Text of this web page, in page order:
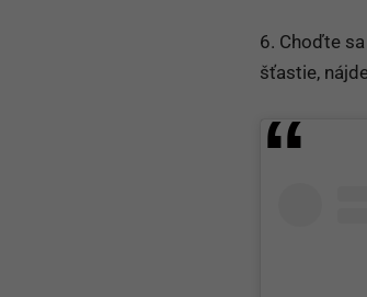
6. Choďte sa
šťastie,